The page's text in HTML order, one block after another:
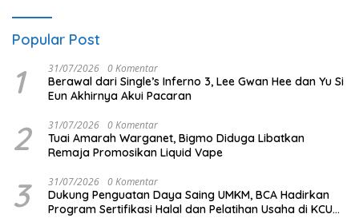
Popular Post
1 31/07/2026 0 Komentar
Berawal dari Single’s Inferno 3, Lee Gwan Hee dan Yu Si
Eun Akhirnya Akui Pacaran
2 31/07/2026 0 Komentar
Tuai Amarah Warganet, Bigmo Diduga Libatkan
Remaja Promosikan Liquid Vape
3 31/07/2026 0 Komentar
Dukung Penguatan Daya Saing UMKM, BCA Hadirkan
Program Sertifikasi Halal dan Pelatihan Usaha di KCU